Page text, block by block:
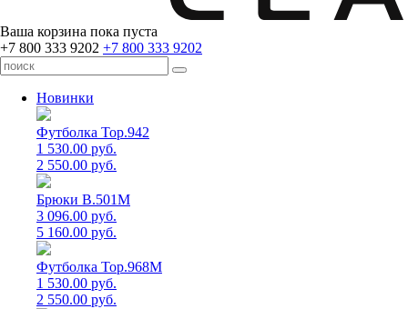
Ваша корзина пока пуста
+7 800 333 9202 +7 800 333 9202
Новинки
Футболка Top.942
1 530.00 руб.
2 550.00 руб.
Брюки B.501M
3 096.00 руб.
5 160.00 руб.
Футболка Top.968M
1 530.00 руб.
2 550.00 руб.